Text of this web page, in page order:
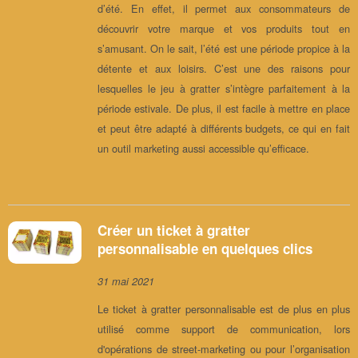
d’été. En effet, il permet aux consommateurs de
découvrir votre marque et vos produits tout en
s’amusant. On le sait, l’été est une période propice à la
détente et aux loisirs. C’est une des raisons pour
lesquelles le jeu à gratter s’intègre parfaitement à la
période estivale. De plus, il est facile à mettre en place
et peut être adapté à différents budgets, ce qui en fait
un outil marketing aussi accessible qu’efficace.
Créer un ticket à gratter
personnalisable en quelques clics
31 mai 2021
Le ticket à gratter personnalisable est de plus en plus
utilisé comme support de communication, lors
d'opérations de street-marketing ou pour l’organisation